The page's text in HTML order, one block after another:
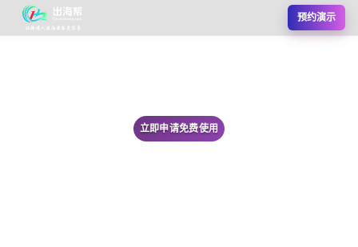
预约演示
立即申请免费使用